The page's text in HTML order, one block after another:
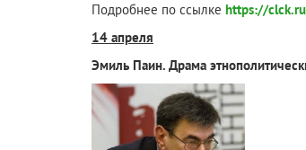
Подробнее по ссылке https://
14 апреля
Эмиль Паин. Драма